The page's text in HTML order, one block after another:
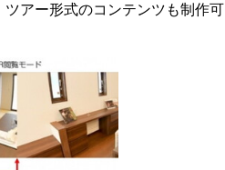
アー形式のコンテンツも制作可